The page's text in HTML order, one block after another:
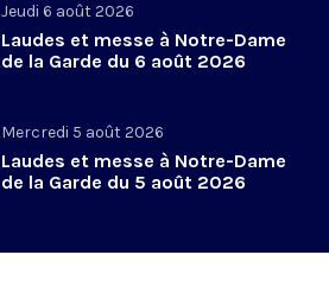
Jeudi 6 août 2026
Laudes et messe à Notre-Dame
de la Garde du 6 août 2026
Mercredi 5 août 2026
Laudes et messe à Notre-Dame
de la Garde du 5 août 2026